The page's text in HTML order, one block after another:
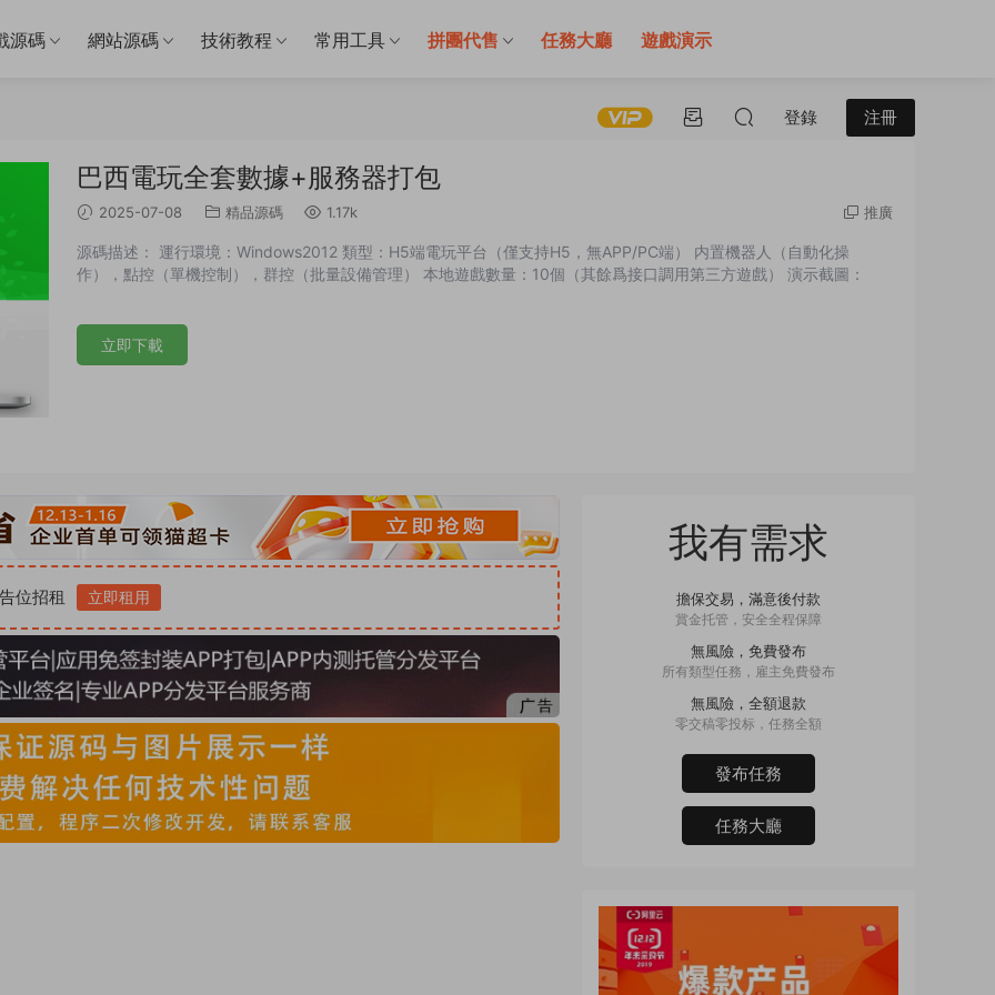
源碼 網站源碼 技術教程 常用工具 拼團代售 任務大廳 遊戲演示
登錄 注冊
巴西電玩全套數據+服務器打包
2025-07-08 精品源碼 1.17k 推廣
源碼描述： 運行環境：Windows2012 類型：H5端電玩平台（僅支持H5，無APP/PC端） 内置機器人（自動化操
作），點控（單機控制），群控（批量設備管理） 本地遊戲數量：10個（其餘爲接口調用第三方遊戲） 演示截圖：
立即下載
位招租 立即租用
我有需求
擔保交易，滿意後付款
賞金托管，安全全程保障
無風險，免費發布
所有類型任務，雇主免費發布
無風險，全額退款
零交稿零投标，任務全額
發布任務
任務大廳